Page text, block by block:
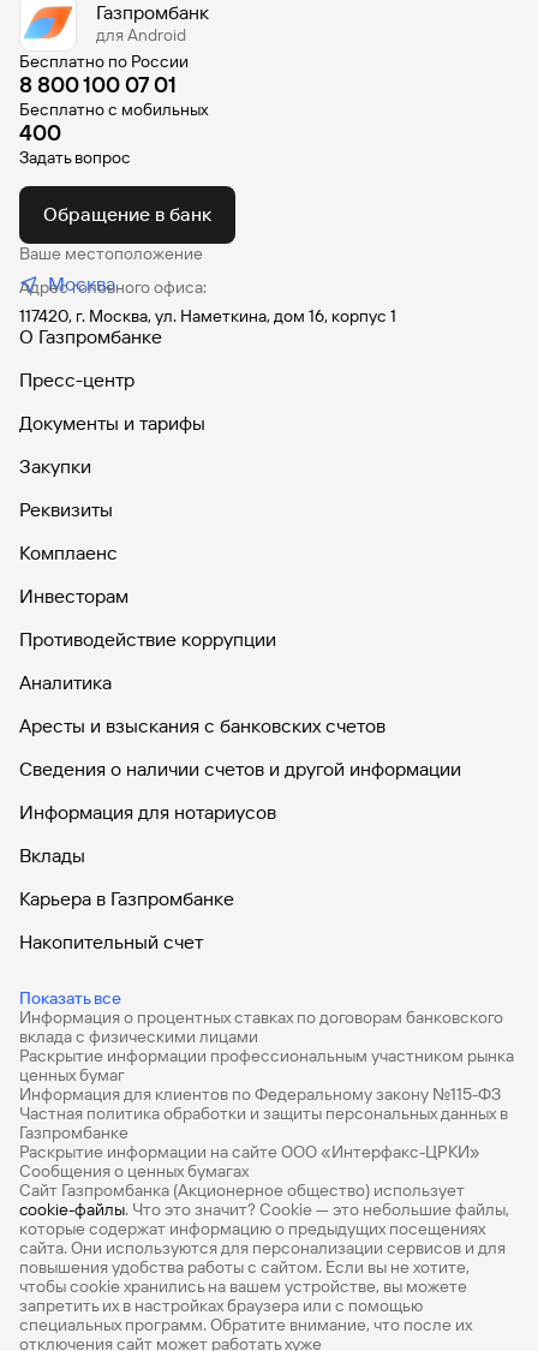
Газпромбанк
для Android
Бесплатно по России
8 800 100 07 01
Бесплатно с мобильных
400
Задать вопрос
Обращение в банк
Ваше местоположение
Москва
Адрес головного офиса:
117420, г. Москва, ул. Наметкина, дом 16, корпус 1
О Газпромбанке
Пресс-центр
Документы и тарифы
Закупки
Реквизиты
Комплаенс
Инвесторам
Противодействие коррупции
Аналитика
Аресты и взыскания с банковских счетов
Сведения о наличии счетов и другой информации
Информация для нотариусов
Вклады
Карьера в Газпромбанке
Накопительный счет
Показать все
Дебетовые карты с бесплатным обслуживанием
Все накопительные счета
Банковские вклады на 3 месяца
Вклады с высоким процентом
Калькулятор вкладов
Виртуальные карты
Премиум
Private
Информация о процентных ставках по договорам банковского
вклада с физическими лицами
Раскрытие информации профессиональным участником рынка
ценных бумаг
Информация для клиентов по Федеральному закону №115-ФЗ
Частная политика обработки и защиты персональных данных в
Газпромбанке
Раскрытие информации на сайте ООО «Интерфакс-ЦРКИ»
Сообщения о ценных бумагах
Сайт Газпромбанка (Акционерное общество) использует
cookie-файлы. Что это значит? Сookie — это небольшие файлы,
которые содержат информацию о предыдущих посещениях
сайта. Они используются для персонализации сервисов и для
повышения удобства работы с сайтом. Если вы не хотите,
чтобы сookie хранились на вашем устройстве, вы можете
запретить их в настройках браузера или с помощью
специальных программ. Обратите внимание, что после их
отключения сайт может работать хуже